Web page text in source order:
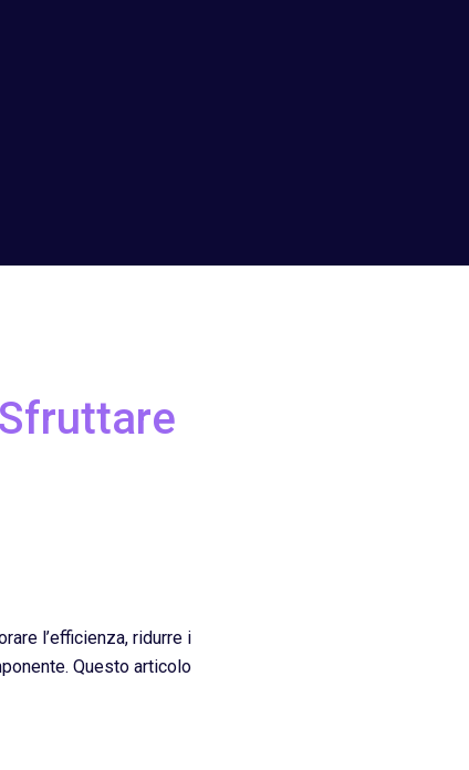
l’efficienza, ridurre i
Questo articolo